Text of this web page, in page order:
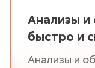
Анализы
быстро и
Анализы и